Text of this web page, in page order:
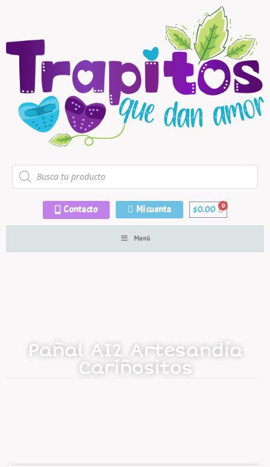
Contacto Mi cuenta $0.00
Menú
Pañal AI2 Artesandía
Cariñositos